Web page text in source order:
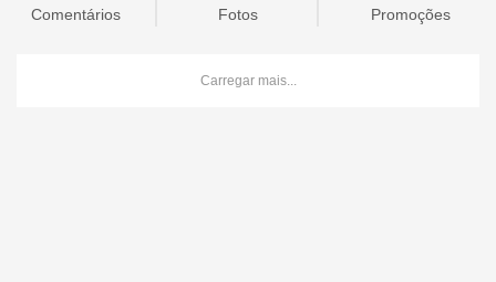
Comentários Fotos Promoções
Carregar mais...